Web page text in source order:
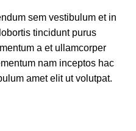
sem vestibulum et in
tincidunt purus
a et ullamcorper
nam inceptos hac
amet elit ut volutpat.